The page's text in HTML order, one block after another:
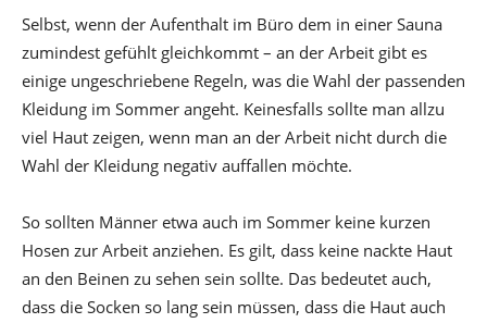
Selbst, wenn der Aufenthalt im Büro dem in einer Sauna
zumindest gefühlt gleichkommt – an der Arbeit gibt es
einige ungeschriebene Regeln, was die Wahl der passenden
Kleidung im Sommer angeht. Keinesfalls sollte man allzu
viel Haut zeigen, wenn man an der Arbeit nicht durch die
Wahl der Kleidung negativ auffallen möchte.
So sollten Männer etwa auch im Sommer keine kurzen
Hosen zur Arbeit anziehen. Es gilt, dass keine nackte Haut
an den Beinen zu sehen sein sollte. Das bedeutet auch,
dass die Socken so lang sein müssen, dass die Haut auch